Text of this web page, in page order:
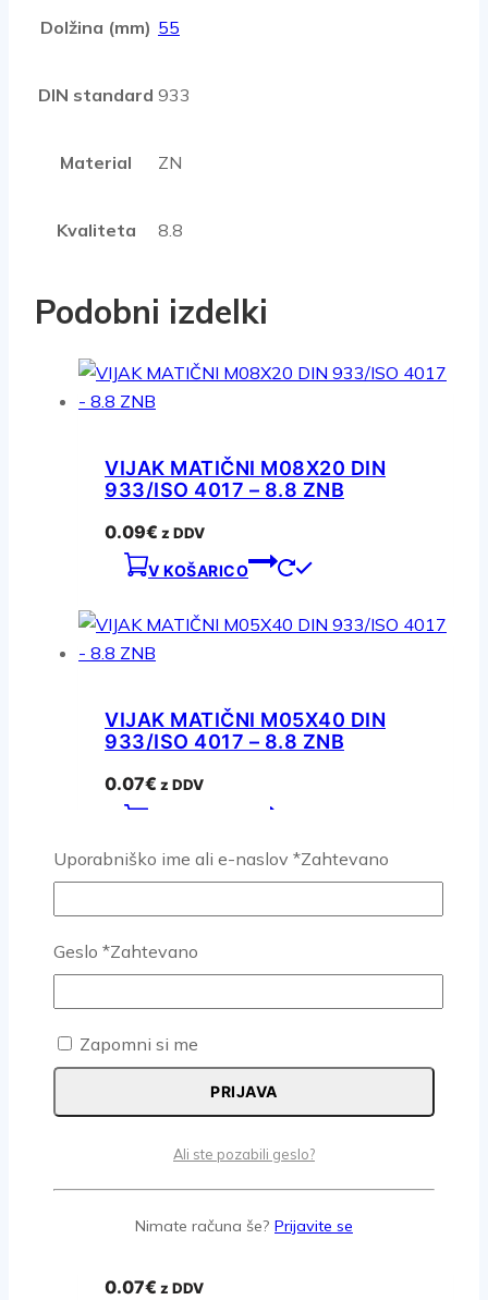
Dolžina (mm) 55
DIN standard 933
Material ZN
Kvaliteta 8.8
Podobni izdelki
VIJAK MATIČNI M08X20 DIN
933/ISO 4017 – 8.8 ZNB
0.09€ z DDV
V KOŠARICO
VIJAK MATIČNI M05X40 DIN
933/ISO 4017 – 8.8 ZNB
0.07€ z DDV
VIJAK MATIČNI M04X60 DIN
€ z DDV
V KOŠARICO
VIJAK MATIČNI M04X50 DIN
0.07€ z DDV
Uporabniško ime ali e-naslov *Zahtevano
Geslo *Zahtevano
Zapomni si me
PRIJAVA
Ali ste pozabili geslo?
Nimate računa še? Prijavite se